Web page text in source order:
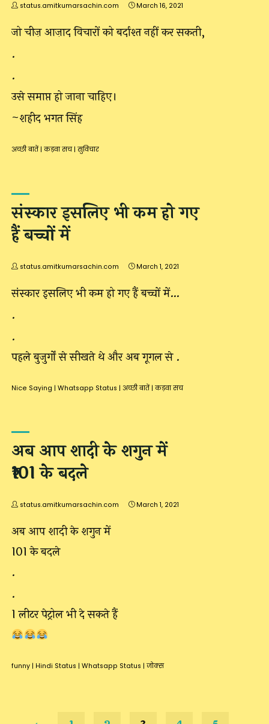
status.amitkumarsachin.com March 16, 2021
जो चीज़ आज़ाद विचारों को बर्दाश्त नहीं कर सकती,
.
.
उसे समाप्त हो जाना चाहिए।
~शहीद भगत सिंह
अच्छी बातें | कड़वा सच | सुविचार
संस्कार इसलिए भी कम हो गए
हैं बच्चों में
status.amitkumarsachin.com March 1, 2021
संस्कार इसलिए भी कम हो गए हैं बच्चों में…
.
.
पहले बुजुर्गों से सीखते थे और अब गूगल से .
Nice Saying | Whatsapp Status | अच्छी बातें | कड़वा सच
अब आप शादी के शगुन में
₹101 के बदले
status.amitkumarsachin.com March 1, 2021
अब आप शादी के शगुन में
₹101 के बदले
.
.
1 लीटर पेट्रोल भी दे सकते हैं
funny | Hindi Status | Whatsapp Status | जोक्स